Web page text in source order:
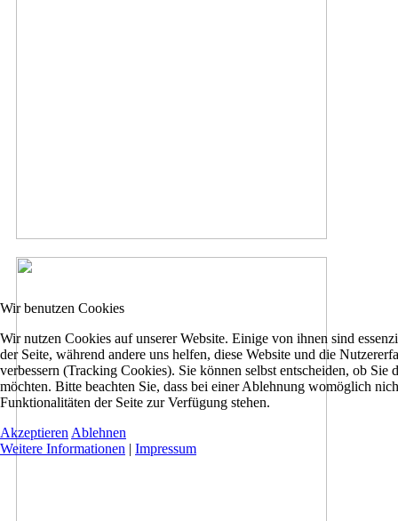
Wir benutzen Cookies
Wir nutzen Cookies auf unserer Website. Einige von ihnen sind
der Seite, während andere uns helfen, diese Website und die
verbessern (Tracking Cookies). Sie können selbst entscheiden, ob Sie
möchten. Bitte beachten Sie, dass bei einer Ablehnung womöglich
Funktionalitäten der Seite zur Verfügung stehen.
Akzeptieren Ablehnen
Weitere Informationen | Impressum